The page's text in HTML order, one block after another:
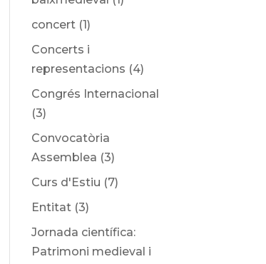
concert (1)
Concerts i
representacions (4)
Congrés Internacional
(3)
Convocatòria
Assemblea (3)
Curs d'Estiu (7)
Entitat (3)
Jornada científica:
Patrimoni medieval i